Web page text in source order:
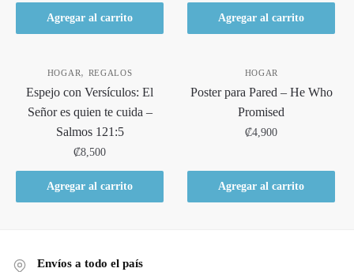
Agregar al carrito Agregar al carrito
HOGAR, REGALOS
Espejo con Versículos: El
Señor es quien te cuida –
Salmos 121:5
₡8,500
Agregar al carrito
HOGAR
Poster para Pared – He Who
Promised
₡4,900
Agregar al carrito
Envíos a todo el país